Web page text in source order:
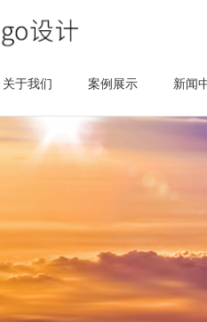
关于我们 案例展示 新闻